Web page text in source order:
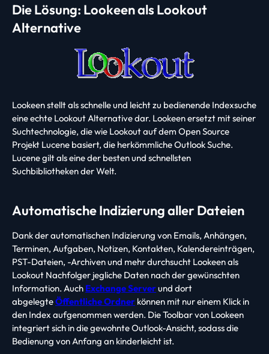
Die Lösung: Lookeen als Lookout
Alternative
Lookeen stellt als schnelle und leicht zu bedienende Indexsuche
eine echte Lookout Alternative dar. Lookeen ersetzt mit seiner
Suchtechnologie, die wie Lookout auf dem Open Source
Projekt Lucene basiert, die herkömmliche Outlook Suche.
Lucene gilt als eine der besten und schnellsten
Suchbibliotheken der Welt.
Automatische Indizierung aller Dateien
Dank der automatischen Indizierung von Emails, Anhängen,
Terminen, Aufgaben, Notizen, Kontakten, Kalendereinträgen,
PST-Dateien, -Archiven und mehr durchsucht Lookeen als
Lookout Nachfolger jegliche Daten nach der gewünschten
Information. Auch Exchange Serverund dort
abgelegteÖffentliche Ordner können mit nur einem Klick in
den Index aufgenommen werden. Die Toolbar von Lookeen
integriert sich in die gewohnte Outlook-Ansicht, sodass die
Bedienung von Anfang an kinderleicht ist.